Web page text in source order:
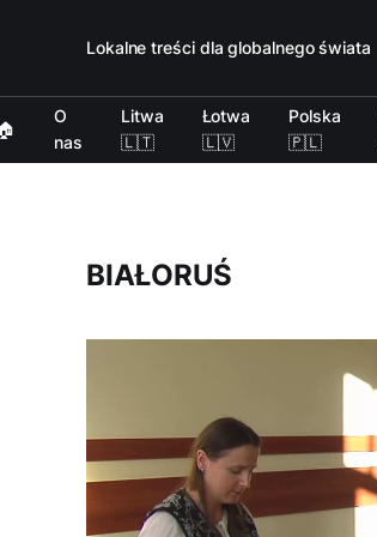
Lokalne treści dla globalnego świata
O
nas
Litwa
🇱🇹
Łotwa
🇱🇻
Polska
🇵🇱
BIAŁORUŚ